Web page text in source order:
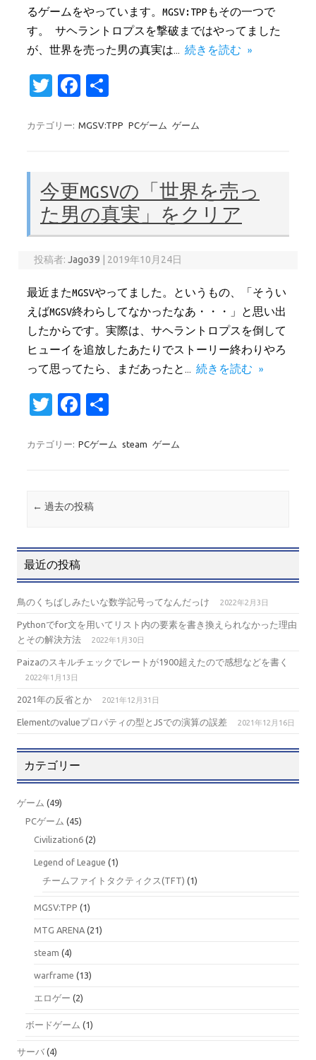
るゲームをやっています。MGSV:TPPもその一つで
す。 サヘラントロプスを撃破まではやってました
が、世界を売った男の真実は… 続きを読む »
T
it
r
Fa
e
o
k
カテゴリー: MGSV:TPP PCゲーム ゲーム
今更MGSVの「世界を売っ
た男の真実」をクリア
投稿者:Jago39 2019年10月24日
最近またMGSVやってました。というもの、「そうい
えばMGSV終わらしてなかったなあ・・・」と思い出
したからです。実際は、サヘラントロプスを倒して
ヒューイを追放したあたりでストーリー終わりやろ
って思ってたら、まだあったと… 続きを読む »
T
it
r
Fa
e
o
o
カテゴリー: PCゲーム steam ゲーム
投稿ナビゲーション
← 過去の投稿
最近の投稿
鳥のくちばしみたいな数学記号ってなんだっけ 2022年2月3日
Pythonでfor文を用いてリスト内の要素を書き換えられなかった理由
とその解決方法
2022年1月30日
Paizaのスキルチェックでレートが1900超えたので感想などを書く
2022年1月13日
2021年の反省とか 2021年12月31日
Elementのvalueプロパティの型とJSでの演算の誤差 2021年12月16日
カテゴリー
ゲーム (49)
PCゲーム (45)
Civilization6 (2)
Legend of League (1)
チームファイトタクティクス(TFT) (1)
MGSV:TPP (1)
MTG ARENA (21)
steam (4)
warframe (13)
エロゲー (2)
ボードゲーム (1)
サーバ (4)